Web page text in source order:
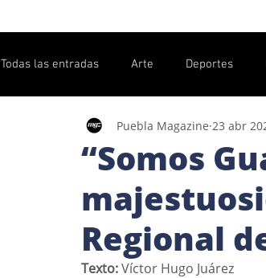
Todas las entradas Arte Deportes
Poblanas destacadas Pulso Político
“Somos
Regional
Puebla Magazine 23 abr
Texto: Víctor Hugo Juárez